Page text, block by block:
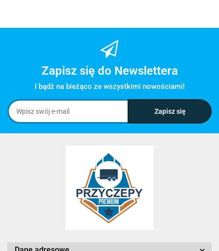
Zapisz się do Newslettera
I bądź na bieżąco ze wszystkimi nowościami!